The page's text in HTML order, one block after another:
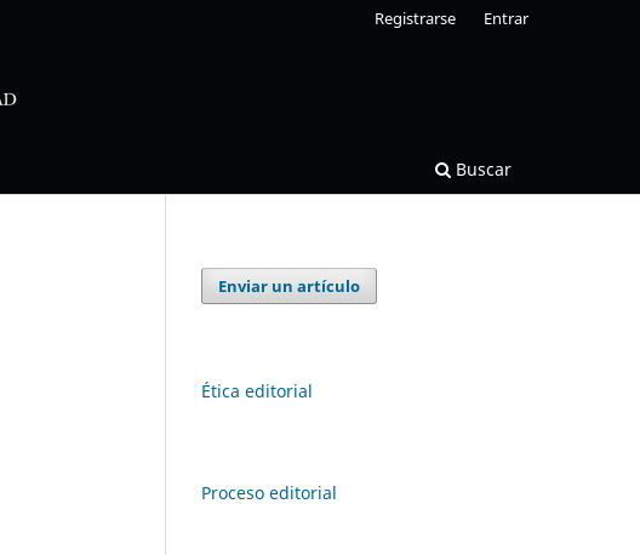
Buscar
Registrarse Entrar
Enviar un artículo
Ética editorial
Proceso editorial